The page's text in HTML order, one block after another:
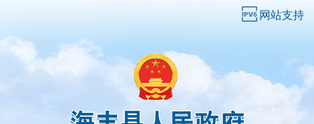
网站支持